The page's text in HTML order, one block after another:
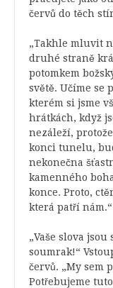
červů do těch
„Takhle mluvit
druhé straně
potomkem
světě. Učíme se
kterém si jsme
hrátkách, když
nezáleží,
konci tunelu,
nekonečna
kamenného
konce. Proto,
která patří nám.“
„Vaše slova
soumrak!“
červů. „My sem
Potřebujeme